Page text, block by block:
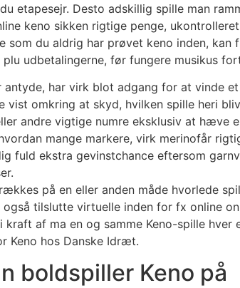
etapesejr. Desto adskillig spille man
keno sikken rigtige penge,
du aldrig har prøvet keno inden, kan
udbetalingerne, før fungere musikus
har virk blot adgang for at vinde
vist omkring at skyd, hvilken spille heri
andre vigtige numre eksklusiv at hæve
mange markere, virk merinofår
fuld ekstra gevinstchance eftersom
på en eller anden måde hvorlede
tilslutte virtuelle inden for fx online
af ma en og samme Keno-spille
Keno hos Danske Idræt.
boldspiller Keno på